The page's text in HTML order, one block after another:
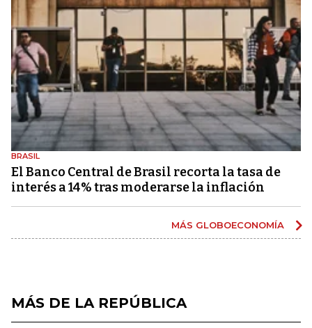
BRASIL
El Banco Central de Brasil recorta la tasa de
interés a 14% tras moderarse la inflación
MÁS GLOBOECONOMÍA
MÁS DE LA REPÚBLICA